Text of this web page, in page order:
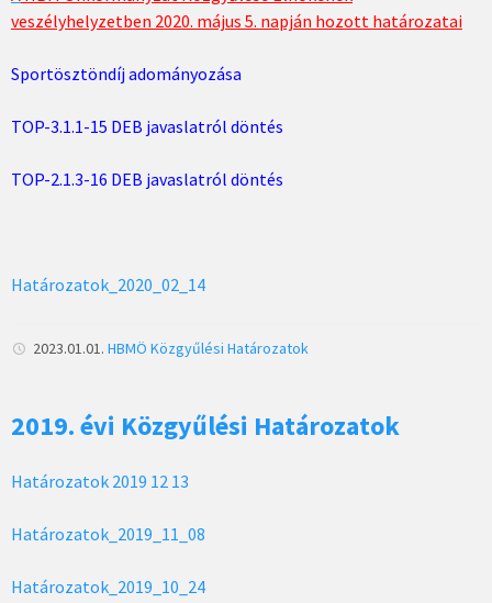
veszélyhelyzetben 2020. május 5. napján hozott határozatai
Sportösztöndíj adományozása
TOP-3.1.1-15 DEB javaslatról döntés
TOP-2.1.3-16 DEB javaslatról döntés
Határozatok_2020_02_14
2023.01.01. HBMÖ Közgyűlési Határozatok
2019. évi Közgyűlési Határozatok
Határozatok 2019 12 13
Határozatok_2019_11_08
Határozatok_2019_10_24